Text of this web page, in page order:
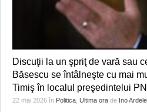
Discuţii la un şpriţ de vară sau
Băsescu se întâlneşte cu mai
Timiş în localul preşedintelui
22 mai 2026 în Politica Ultima ora de Ino